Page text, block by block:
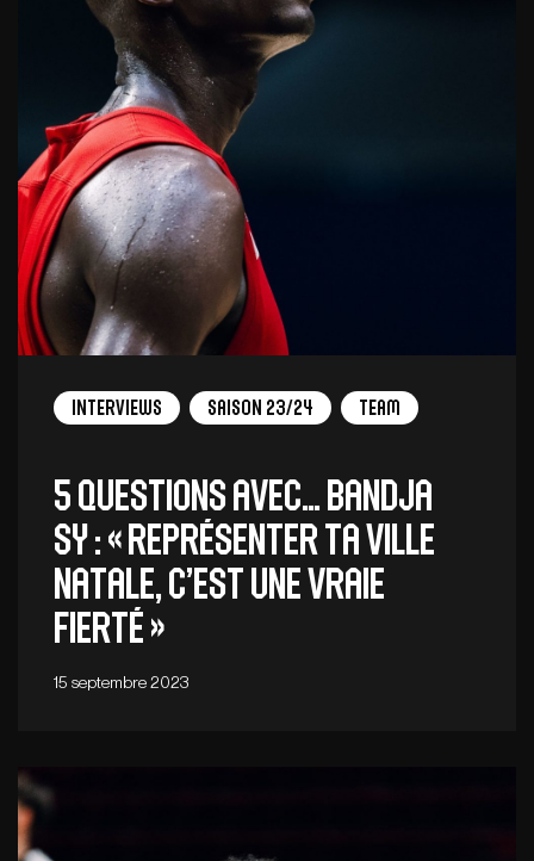
Interviews Saison 23/24 Team
5 QUESTIONS AVEC… BANDJA
SY : « Représenter ta ville
natale, c’est une vraie
fierté »
15 septembre 2023